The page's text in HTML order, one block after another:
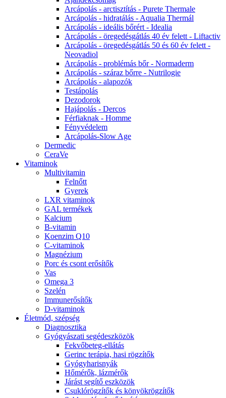
Arcápolás - arctisztítás - Purete Thermale
Arcápolás - hidratálás - Aqualia Thermál
Arcápolás - ideális bőrért - Idealia
Arcápolás - öregedésgátlás 40 év felett - Liftactiv
Arcápolás - öregedésgátlás 50 és 60 év felett -
Neovadiol
Arcápolás - problémás bőr - Normaderm
Arcápolás - száraz bőrre - Nutrilogie
Arcápolás - alapozók
Testápolás
Dezodorok
Hajápolás - Dercos
Férfiaknak - Homme
Fényvédelem
Arcápolás-Slow Age
Dermedic
CeraVe
Vitaminok
Multivitamin
Felnőtt
Gyerek
LXR vitaminok
GAL termékek
Kalcium
B-vitamin
Koenzim Q10
C-vitaminok
Magnézium
Porc és csont erősítők
Vas
Omega 3
Szelén
Immunerősítők
D-vitaminok
Életmód, szépség
Diagnosztika
Gyógyászati segédeszközök
Fekvőbeteg-ellátás
Gerinc terápia, hasi rögzítők
Gyógyharisnyák
Hőmérők, lázmérők
Járást segítő eszközök
Csuklórögzítők és könyökrögzítők